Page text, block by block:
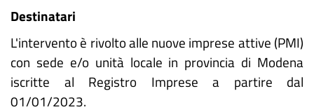
Destinatari
L'intervento è rivolto alle nuove imprese attive (PMI)
con sede e/o unità locale in provincia di Modena
iscritte al Registro Imprese a partire dal
01/01/2023.